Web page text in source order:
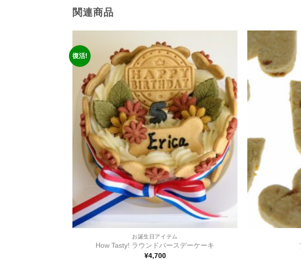
関連商品
復活!
い物
リス
トに
追加
+
お誕生日アイテム
How Tasty! ラウンドバースデーケーキ
¥4,700
+